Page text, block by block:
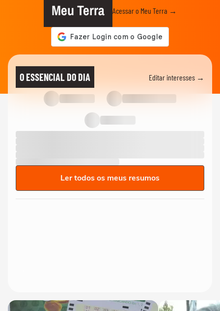
Meu Terra Acessar o Meu Terra →
O ESSENCIAL DO DIA Editar interesses →
Ler todos os meus resumos